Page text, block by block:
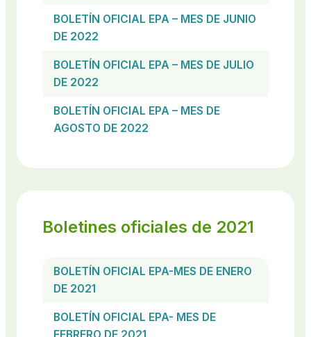
BOLETÍN OFICIAL EPA – MES DE JUNIO
DE 2022
BOLETÍN OFICIAL EPA – MES DE JULIO
DE 2022
BOLETÍN OFICIAL EPA – MES DE
AGOSTO DE 2022
Boletines oficiales de 2021
BOLETÍN OFICIAL EPA-MES DE ENERO
DE 2021
BOLETÍN OFICIAL EPA- MES DE